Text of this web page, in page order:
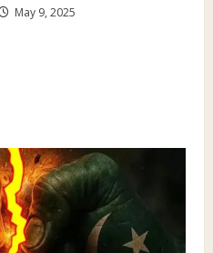
May 9, 2025